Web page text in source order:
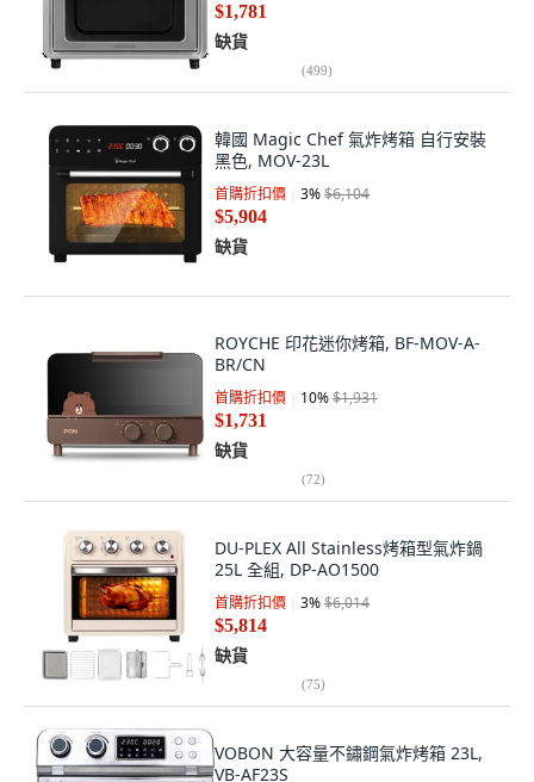
$1,781
缺貨
(499)
韓國 Magic Chef 氣炸烤箱 自行安裝
黑色, MOV-23L
首購折扣價 3%$6,104
$5,904
缺貨
ROYCHE 印花迷你烤箱, BF-MOV-A-
BR/CN
首購折扣價 10%$1,931
$1,731
缺貨
(72)
DU-PLEX All Stainless烤箱型氣炸鍋
25L 全組, DP-AO1500
首購折扣價 3%$6,014
$5,814
缺貨
(75)
VOBON 大容量不鏽鋼氣炸烤箱 23L,
VB-AF23S